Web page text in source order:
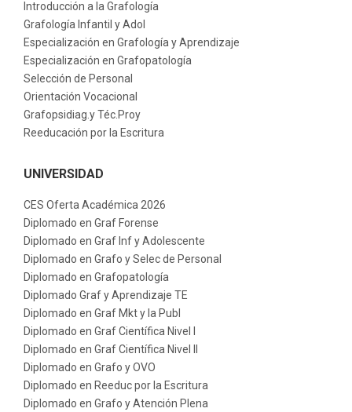
Introducción a la Grafología
Grafología Infantil y Adol
Especialización en Grafología y Aprendizaje
Especialización en Grafopatología
Selección de Personal
Orientación Vocacional
Grafopsidiag.y Téc.Proy
Reeducación por la Escritura
UNIVERSIDAD
CES Oferta Académica 2026
Diplomado en Graf Forense
Diplomado en Graf Inf y Adolescente
Diplomado en Grafo y Selec de Personal
Diplomado en Grafopatología
Diplomado Graf y Aprendizaje TE
Diplomado en Graf Mkt y la Publ
Diplomado en Graf Científica Nivel I
Diplomado en Graf Científica Nivel II
Diplomado en Grafo y OVO
Diplomado en Reeduc por la Escritura
Diplomado en Grafo y Atención Plena